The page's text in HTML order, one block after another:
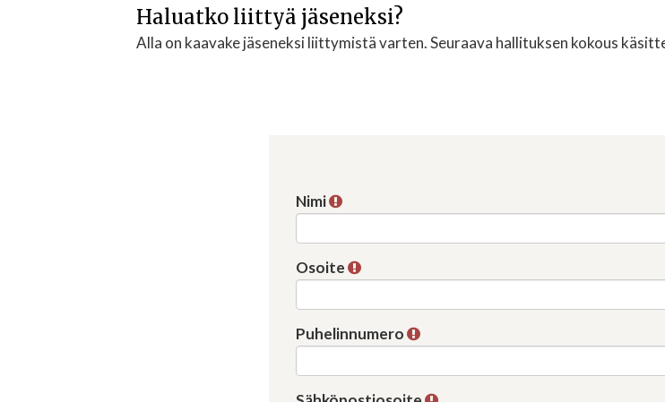
Haluatko liittyä jäseneksi?
Alla on kaavake jäseneksi liittymistä varten. Seuraava hallituksen kokous
Nimi
Osoite
Puhelinnumero